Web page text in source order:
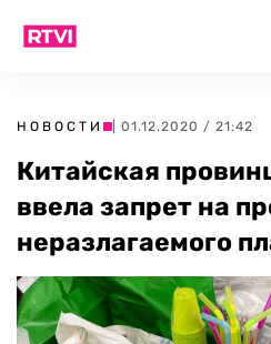
НОВОСТИ | 01.12.2020 / 21:42
Китайская
ввела запрет на
неразлагаемого